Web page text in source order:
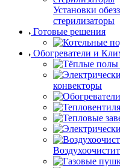
Установки
стерилизаторы
Готовые решения
Обогреватели и
конвекторы